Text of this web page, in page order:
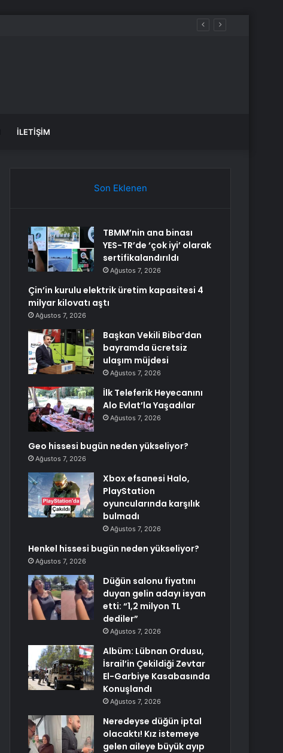
İLETIŞIM
Son Eklenen
TBMM’nin ana binası
YES-TR’de ‘çok iyi’ olarak
sertifikalandırıldı
Ağustos 7, 2026
Çin’in kurulu elektrik üretim kapasitesi 4
milyar kilovatı aştı
Ağustos 7, 2026
Başkan Vekili Biba’dan
bayramda ücretsiz
ulaşım müjdesi
Ağustos 7, 2026
İlk Teleferik Heyecanını
Alo Evlat’la Yaşadılar
Ağustos 7, 2026
Geo hissesi bugün neden yükseliyor?
Ağustos 7, 2026
Xbox efsanesi Halo,
PlayStation
oyuncularında karşılık
bulmadı
Ağustos 7, 2026
Henkel hissesi bugün neden yükseliyor?
Ağustos 7, 2026
Düğün salonu fiyatını
duyan gelin adayı isyan
etti: “1,2 milyon TL
dediler”
Ağustos 7, 2026
Albüm: Lübnan Ordusu,
İsrail’in Çekildiği Zevtar
El-Garbiye Kasabasında
Konuşlandı
Ağustos 7, 2026
Neredeyse düğün iptal
olacaktı! Kız istemeye
gelen aileye büyük ayıp